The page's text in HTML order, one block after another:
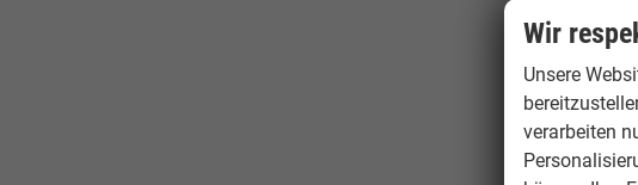
Die
Wir
Unsere
verarbeiten